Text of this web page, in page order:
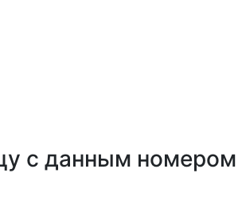
с данным номером